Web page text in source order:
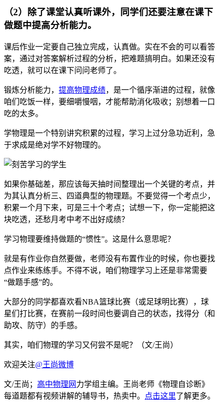
（2）除了课堂认真听课外，同学们还要注意在课下
做题中提高分析能力。
课后作业一定要自己独立完成，认真做。实在不会的可以看答
案，通过对答案解析过程的分析，把难题搞明白。如果还没有
吃透，就可以在课下问问老师了。
锻炼分析能力， 提高物理成绩，是一个循序渐进的过程，就像
咱们吃饭一样，要细嚼慢咽，才能帮助消化吸收；别想着一口
吃的太多。
学物理是一个特别讲究积累的过程，学习上过分急功近利，急
于求成是绝对学不好物理的。
如果你基础差，那应该每天抽时间整理出一个关键的考点，并
为其认真分析三、四道典型的物理题。不要觉得一个考点少，
积累一个月下来，可是三十个考点；试想一下，你一定能把这
块吃透，还愁月考中考不出好成绩？
学习物理要维持做题的“惯性”。这是什么意思呢？
就是有作业你自然要做，老师没有布置作业的时候，你也要找
点作业来练练手。不得不说，咱们物理学习上还是非常需要
“做题手感”的。
大部分的同学都喜欢看NBA篮球比赛（或足球明比赛），球
星们打比赛，在赛前一段时间也要调自己的状态，找得分（和
助攻、防守）的手感。
其实，咱们物理的学习又何尝不是呢？（文/王尚）
欢迎关注@王尚微博
文/王尚； 高中物理网 力学组主编。王尚老师《物理自诊断》
每道题都有视频讲解的辅导书，热卖中。
点击这里了解更多。